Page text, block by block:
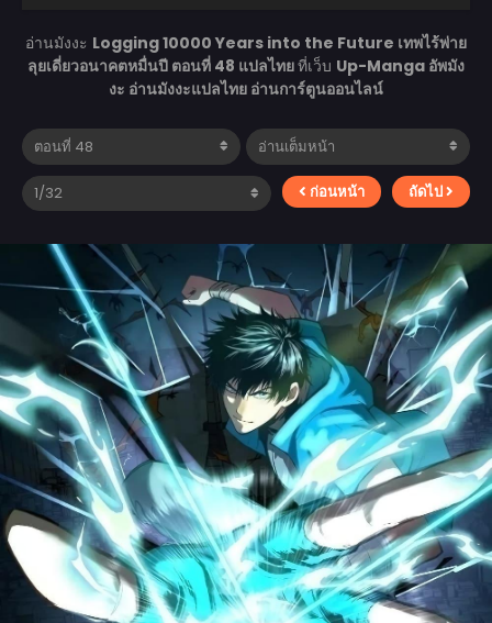
อ่านมังงะ Logging 10000 Years into the Future เทพไร้พ่าย
ลุยเดี่ยวอนาคตหมื่นปี ตอนที่ 48 แปลไทยที่เว็บ Up-Manga อัพมัง
งะ อ่านมังงะแปลไทย อ่านการ์ตูนออนไลน์
ก่อนหน้า ถัดไป